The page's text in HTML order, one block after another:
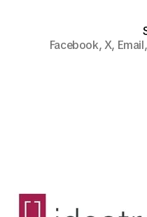
Facebook,X, Email,